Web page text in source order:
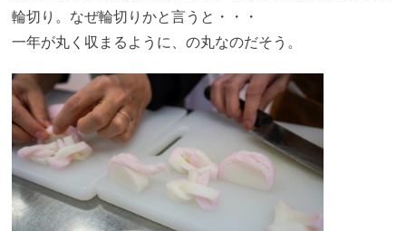
輪切り。なぜ輪切りかと言うと・・・
一年が丸く収まるように、の丸なのだそう。